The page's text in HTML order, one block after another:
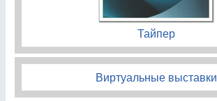
Тайпер
Виртуальные выставки